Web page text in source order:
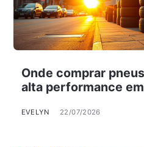
Onde comprar
alta performance
EVELYN 22/07/2026